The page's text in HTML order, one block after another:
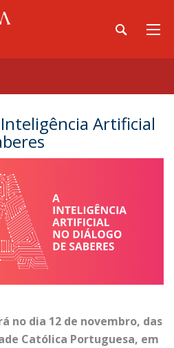
Artificial
no dia 12 de novembro, das
Católica Portuguesa, em